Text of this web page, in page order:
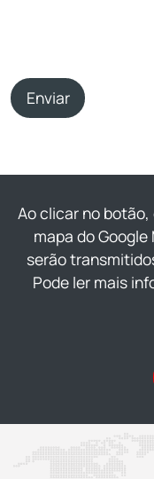
Enviar
Ao clicar no
mapa do
serão
Pode ler mais